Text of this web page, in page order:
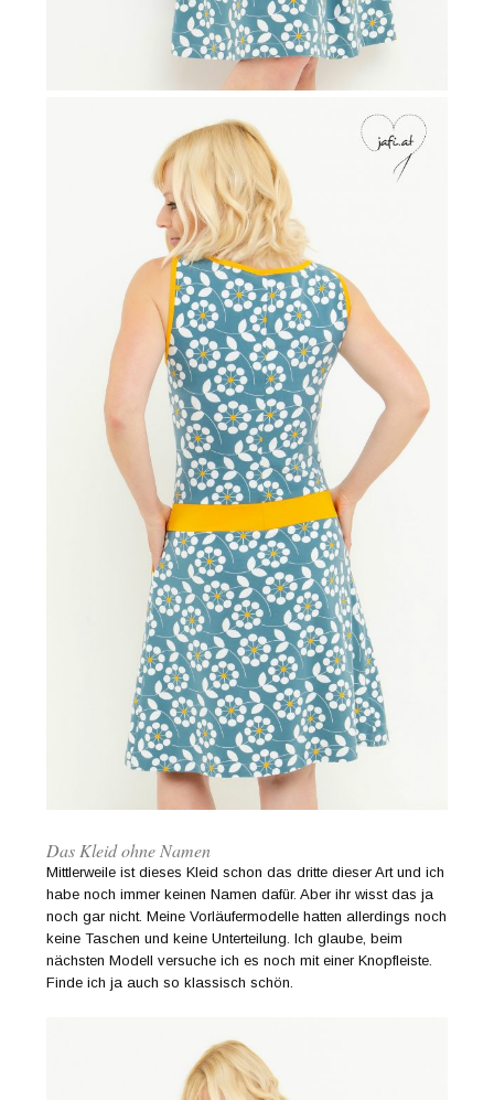
Das Kleid ohne Namen
Mittlerweile ist dieses Kleid schon das dritte dieser Art und ich
habe noch immer keinen Namen dafür. Aber ihr wisst das ja
noch gar nicht. Meine Vorläufermodelle hatten allerdings noch
keine Taschen und keine Unterteilung. Ich glaube, beim
nächsten Modell versuche ich es noch mit einer Knopfleiste.
Finde ich ja auch so klassisch schön.